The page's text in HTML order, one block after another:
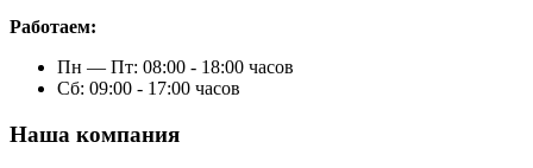
Работаем:
Пн — Пт: 08:00 - 18:00 часов
Сб: 09:00 - 17:00 часов
Наша компания